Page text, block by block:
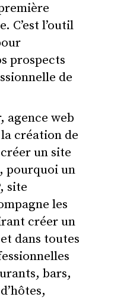
C’est l’outil
prospects
de
agence web
création de
un site
pourquoi un
site
les
créer un
dans toutes
bars,